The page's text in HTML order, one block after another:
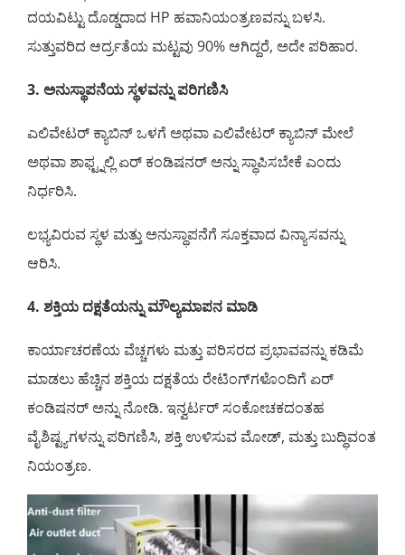
ದಯವಿಟ್ಟು ದೊಡ್ಡದಾದ HP ಹವಾನಿಯಂತ್ರಣವನ್ನು ಬಳಸಿ.
ಸುತ್ತುವರಿದ ಆರ್ದ್ರತೆಯ ಮಟ್ಟವು 90% ಆಗಿದ್ದರೆ, ಅದೇ ಪರಿಹಾರ.
3. ಅನುಸ್ಥಾಪನೆಯ ಸ್ಥಳವನ್ನು ಪರಿಗಣಿಸಿ
ಎಲಿವೇಟರ್ ಕ್ಯಾಬಿನ್ ಒಳಗೆ ಅಥವಾ ಎಲಿವೇಟರ್ ಕ್ಯಾಬಿನ್ ಮೇಲೆ
ಅಥವಾ ಶಾಫ್ಟ್ನಲ್ಲಿ ಏರ್ ಕಂಡಿಷನರ್ ಅನ್ನು ಸ್ಥಾಪಿಸಬೇಕೆ ಎಂದು
ನಿರ್ಧರಿಸಿ.
ಲಭ್ಯವಿರುವ ಸ್ಥಳ ಮತ್ತು ಅನುಸ್ಥಾಪನೆಗೆ ಸೂಕ್ತವಾದ ವಿನ್ಯಾಸವನ್ನು
ಆರಿಸಿ.
4. ಶಕ್ತಿಯ ದಕ್ಷತೆಯನ್ನು ಮೌಲ್ಯಮಾಪನ ಮಾಡಿ
ಕಾರ್ಯಾಚರಣೆಯ ವೆಚ್ಚಗಳು ಮತ್ತು ಪರಿಸರದ ಪ್ರಭಾವವನ್ನು ಕಡಿಮೆ
ಮಾಡಲು ಹೆಚ್ಚಿನ ಶಕ್ತಿಯ ದಕ್ಷತೆಯ ರೇಟಿಂಗ್‌ಗಳೊಂದಿಗೆ ಏರ್
ಕಂಡಿಷನರ್ ಅನ್ನು ನೋಡಿ. ಇನ್ವರ್ಟರ್ ಸಂಕೋಚಕದಂತಹ
ವೈಶಿಷ್ಟ್ಯಗಳನ್ನು ಪರಿಗಣಿಸಿ, ಶಕ್ತಿ ಉಳಿಸುವ ಮೋಡ್, ಮತ್ತು ಬುದ್ಧಿವಂತ
ನಿಯಂತ್ರಣ.